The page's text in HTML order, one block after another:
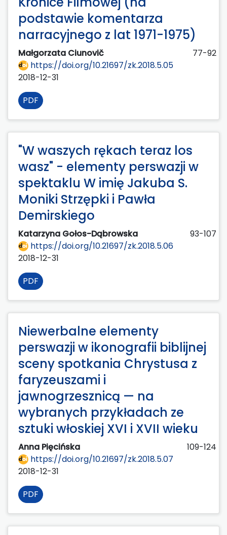
podstawie komentarza
narracyjnego z lat 1971-1975)
Małgorzata Ciunovič
77-92
https://doi.org/10.21697/zk.2018.5.05
2018-12-31
PDF
"W waszych rękach teraz los
wasz" - elementy perswazji w
spektaklu W imię Jakuba S.
Moniki Strzępki i Pawła
Demirskiego
Katarzyna Gołos-Dąbrowska
93-107
https://doi.org/10.21697/zk.2018.5.06
2018-12-31
PDF
Niewerbalne elementy
perswazji w ikonografii biblijnej
sceny spotkania Chrystusa z
faryzeuszami i
jawnogrzesznicą — na
wybranych przykładach ze
sztuki włoskiej XVI i XVII wieku
Anna Pięcińska
109-124
https://doi.org/10.21697/zk.2018.5.07
2018-12-31
PDF